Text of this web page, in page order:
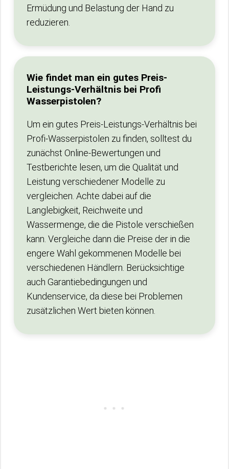
Ermüdung und Belastung der Hand zu
reduzieren.
Wie findet man ein gutes Preis-
Leistungs-Verhältnis bei Profi
Wasserpistolen?
Um ein gutes Preis-Leistungs-Verhältnis bei
Profi-Wasserpistolen zu finden, solltest du
zunächst Online-Bewertungen und
Testberichte lesen, um die Qualität und
Leistung verschiedener Modelle zu
vergleichen. Achte dabei auf die
Langlebigkeit, Reichweite und
Wassermenge, die die Pistole verschießen
kann. Vergleiche dann die Preise der in die
engere Wahl gekommenen Modelle bei
verschiedenen Händlern. Berücksichtige
auch Garantiebedingungen und
Kundenservice, da diese bei Problemen
zusätzlichen Wert bieten können.